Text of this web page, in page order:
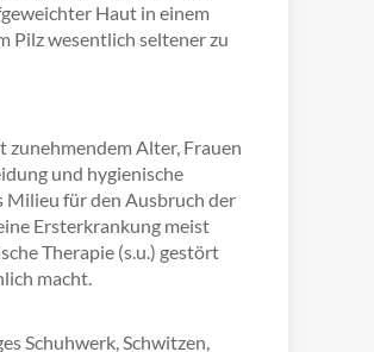
Haut in einem
Pilz wesentlich seltener zu
Alter, Frauen
und hygienische
Milieu für den Ausbruch der
Ersterkrankung meist
Therapie (s.u.) gestört
macht.
Schuhwerk, Schwitzen,